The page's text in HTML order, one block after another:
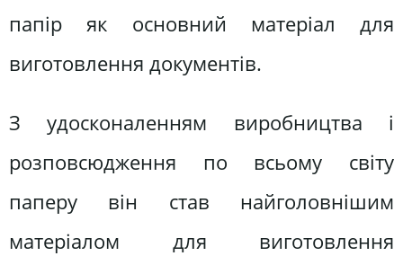
папір як основний матеріал для
виготовлення документів.
З удосконаленням виробництва і
розповсюдження по всьому світу
паперу він став найголовнішим
матеріалом для виготовлення